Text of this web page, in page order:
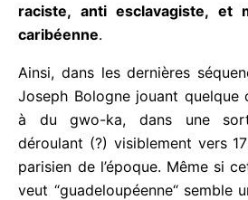
de son origine afro
parfaitement, qu’il ait voulu
même une couleur caribéenne.
Ainsi, dans les dernières
Joseph Bologne jouant
ressemble à du gwo-ka, dans
se déroulant (?) visiblement